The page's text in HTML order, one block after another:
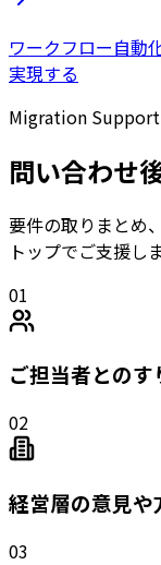
ワークフロー自動
実現する
Migration
問い合わせ
要件の取りまとめ
トップでご支援しま
01
ご担当者とのす
02
経営層の意見や
03